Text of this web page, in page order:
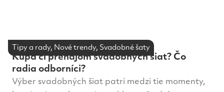
Svadobné líčenie a účesy Oznámenia a tlačoviny
Tipy a rady, Nové trendy, Svadobné šaty
Kúpa či prenájom svadobných šiat? Čo
radia odborníci?
Výber svadobných šiat patrí medzi tie momenty,